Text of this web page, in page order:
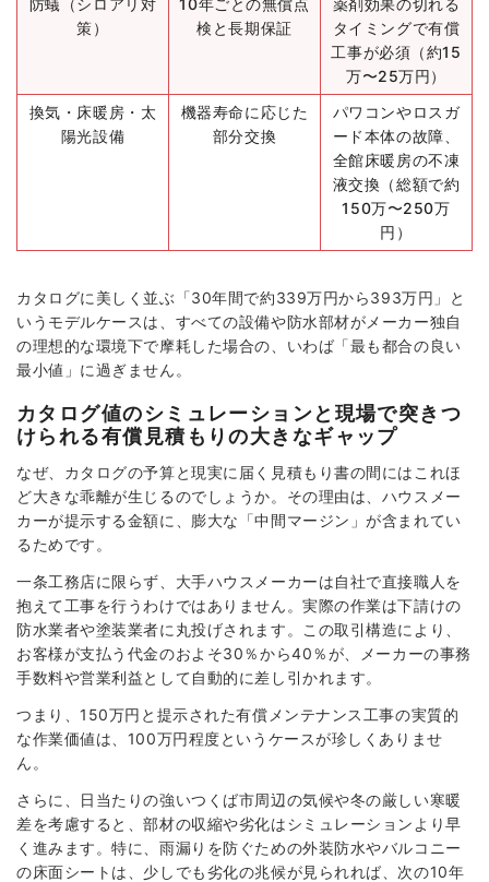
策）
検と長期保証
タイミングで有償
工事が必須（約15
万〜25万円）
換気・床暖房・太
陽光設備
機器寿命に応じた
部分交換
パワコンやロスガ
ード本体の故障、
全館床暖房の不凍
液交換（総額で約
150万〜250万
円）
カタログに美しく並ぶ「30年間で約339万円から393万円」と
いうモデルケースは、すべての設備や防水部材がメーカー独自
の理想的な環境下で摩耗した場合の、いわば「最も都合の良い
最小値」に過ぎません。
カタログ値のシミュレーションと現場で突きつ
けられる有償見積もりの大きなギャップ
なぜ、カタログの予算と現実に届く見積もり書の間にはこれほ
ど大きな乖離が生じるのでしょうか。その理由は、ハウスメー
カーが提示する金額に、膨大な「中間マージン」が含まれてい
るためです。
一条工務店に限らず、大手ハウスメーカーは自社で直接職人を
抱えて工事を行うわけではありません。実際の作業は下請けの
防水業者や塗装業者に丸投げされます。この取引構造により、
お客様が支払う代金のおよそ30％から40％が、メーカーの事務
手数料や営業利益として自動的に差し引かれます。
つまり、150万円と提示された有償メンテナンス工事の実質的
な作業価値は、100万円程度というケースが珍しくありませ
ん。
さらに、日当たりの強いつくば市周辺の気候や冬の厳しい寒暖
差を考慮すると、部材の収縮や劣化はシミュレーションより早
く進みます。特に、雨漏りを防ぐための外装防水やバルコニー
の床面シートは、少しでも劣化の兆候が見られれば、次の10年